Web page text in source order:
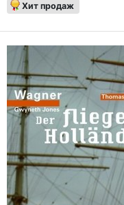
Хит продаж